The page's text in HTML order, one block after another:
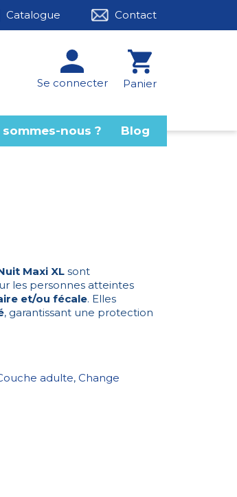
Catalogue Contact
Se connecter Panier
sommes-nous ? Blog
Maxi XL sont
les personnes atteintes
et/ou fécale. Elles
, garantissant une protection
adulte, Change